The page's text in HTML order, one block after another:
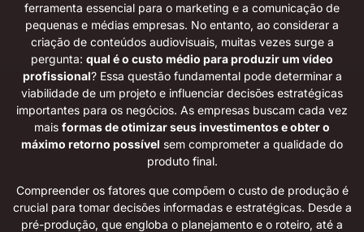
ferramenta essencial para o marketing e a comunicação de
pequenas e médias empresas. No entanto, ao considerar a
criação de conteúdos audiovisuais, muitas vezes surge a
pergunta: qual é o custo médio para produzir um vídeo
profissional? Essa questão fundamental pode determinar a
viabilidade de um projeto e influenciar decisões estratégicas
importantes para os negócios. As empresas buscam cada vez
mais formas de otimizar seus investimentos e obter o
máximo retorno possível sem comprometer a qualidade do
produto final.
Compreender os fatores que compõem o custo de produção é
crucial para tomar decisões informadas e estratégicas. Desde a
pré-produção, que engloba o planejamento e o roteiro, até a